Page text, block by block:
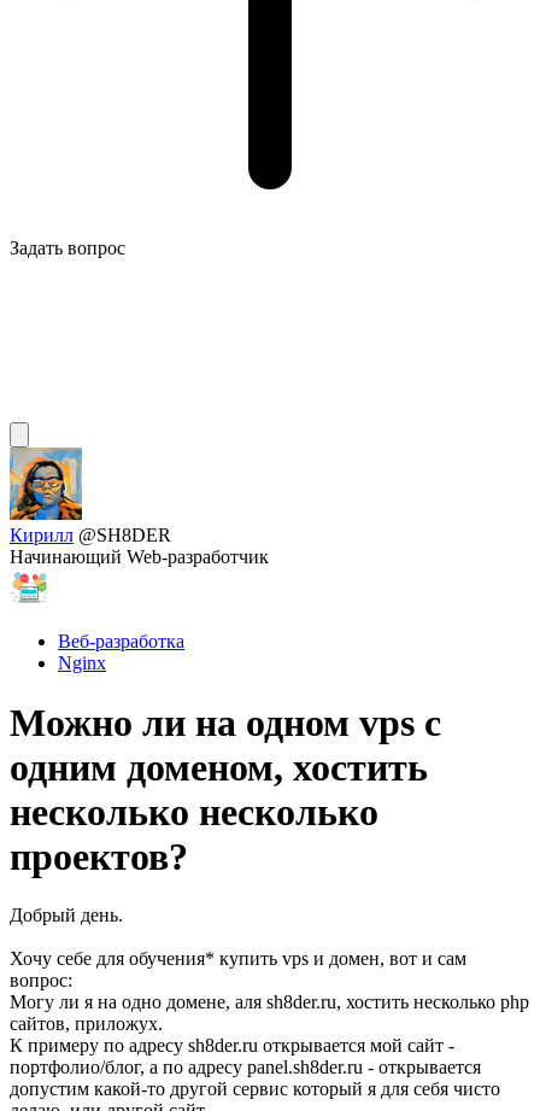
Задать вопрос
Кирилл @SH8DER
Начинающий Web-разработчик
Веб-разработка
Nginx
Можно ли на одном vps с
одним доменом, хостить
несколько несколько
проектов?
Добрый день.
Хочу себе для обучения* купить vps и домен, вот и сам
вопрос:
Могу ли я на одно домене, аля sh8der.ru, хостить несколько php
сайтов, приложух.
К примеру по адресу sh8der.ru открывается мой сайт -
портфолио/блог, а по адресу panel.sh8der.ru - открывается
допустим какой-то другой сервис который я для себя чисто